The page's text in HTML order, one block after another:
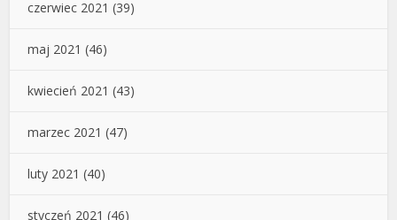
czerwiec 2021 (39)
maj 2021 (46)
kwiecień 2021 (43)
marzec 2021 (47)
luty 2021 (40)
styczeń 2021 (46)